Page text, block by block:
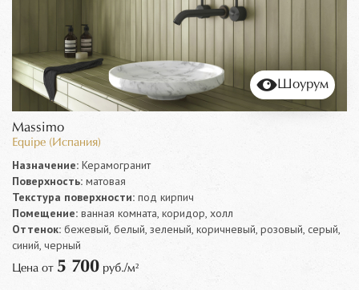
Шоурум
Massimo
Equipe (Испания)
Назначение: Керамогранит
Поверхность: матовая
Текстура поверхности: под кирпич
Помещение: ванная комната, коридор, холл
Оттенок: бежевый, белый, зеленый, коричневый, розовый, серый,
синий, черный
Цена от 5 700 руб./м²